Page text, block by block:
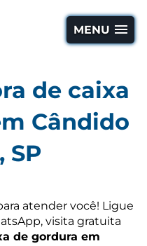
MENU
de caixa
Cândido
SP
atender você! Ligue
visita gratuita
de gordura em